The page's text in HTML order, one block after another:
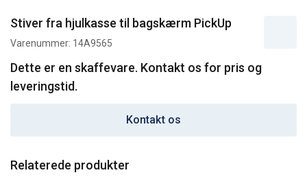
Stiver fra hjulkasse til bagskærm PickUp
Varenummer: 14A9565
Dette er en skaffevare. Kontakt os for pris og
leveringstid.
Kontakt os
Relaterede produkter